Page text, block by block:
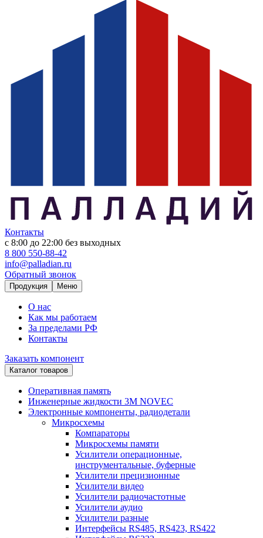
Контакты
с 8:00 до 22:00 без выходных
8 800 550-88-42
info@palladian.ru
Обратный звонок
Продукция Меню
О нас
Как мы работаем
За пределами РФ
Контакты
Заказать компонент
Каталог товаров
Оперативная память
Инженерные жидкости 3M NOVEC
Электронные компоненты, радиодетали
Микросхемы
Компараторы
Микросхемы памяти
Усилители операционные,
инструментальные, буферные
Усилители прецизионные
Усилители видео
Усилители радиочастотные
Усилители аудио
Усилители разные
Интерфейсы RS485, RS423, RS422